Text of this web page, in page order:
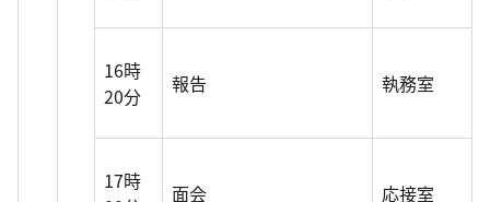
16時
20分
報告 執務室
17時
面会 応接室